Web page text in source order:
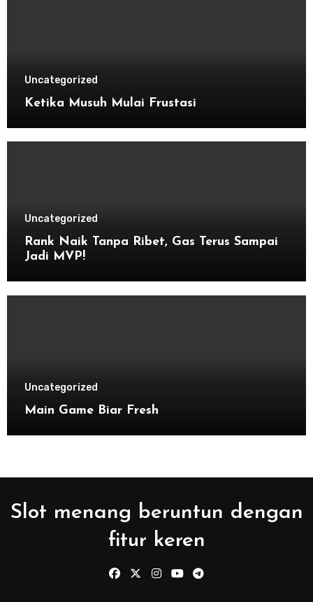
Uncategorized
Ketika Musuh Mulai Frustasi
Uncategorized
Rank Naik Tanpa Ribet, Gas Terus Sampai
Jadi MVP!
Uncategorized
Main Game Biar Fresh
Slot menang beruntun dengan
fitur keren